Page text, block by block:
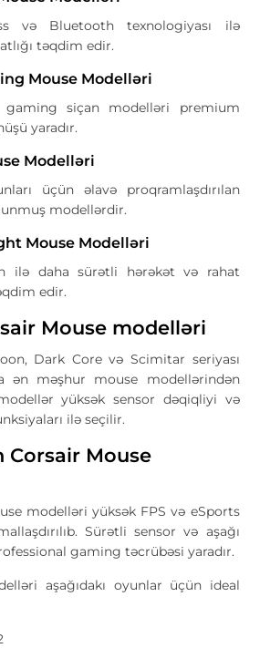
və Bluetooth texnologiyası ilə
təqdim edir.
Mouse Modelləri
gaming siçan modelləri premium
yaradır.
Modelləri
üçün əlavə proqramlaşdırılan
modellərdir.
Mouse Modelləri
ilə daha sürətli hərəkət və rahat
edir.
Mouse modelləri
Dark Core və Scimitar seriyası
ən məşhur mouse modellərindən
yüksək sensor dəqiqliyi və
ilə seçilir.
Corsair Mouse
modelləri yüksək FPS və eSports
Sürətli sensor və aşağı
gaming təcrübəsi yaradır.
aşağıdakı oyunlar üçün ideal